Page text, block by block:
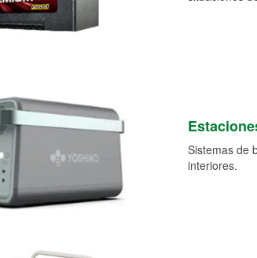
Sistemas de
interiores.